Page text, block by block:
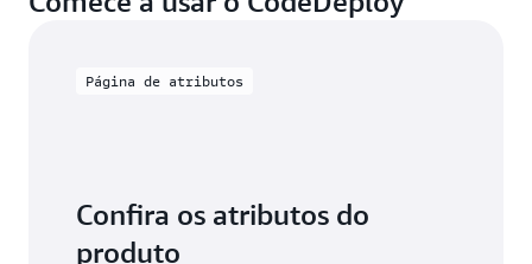
Página de atributos
Confira os atributos do
produto